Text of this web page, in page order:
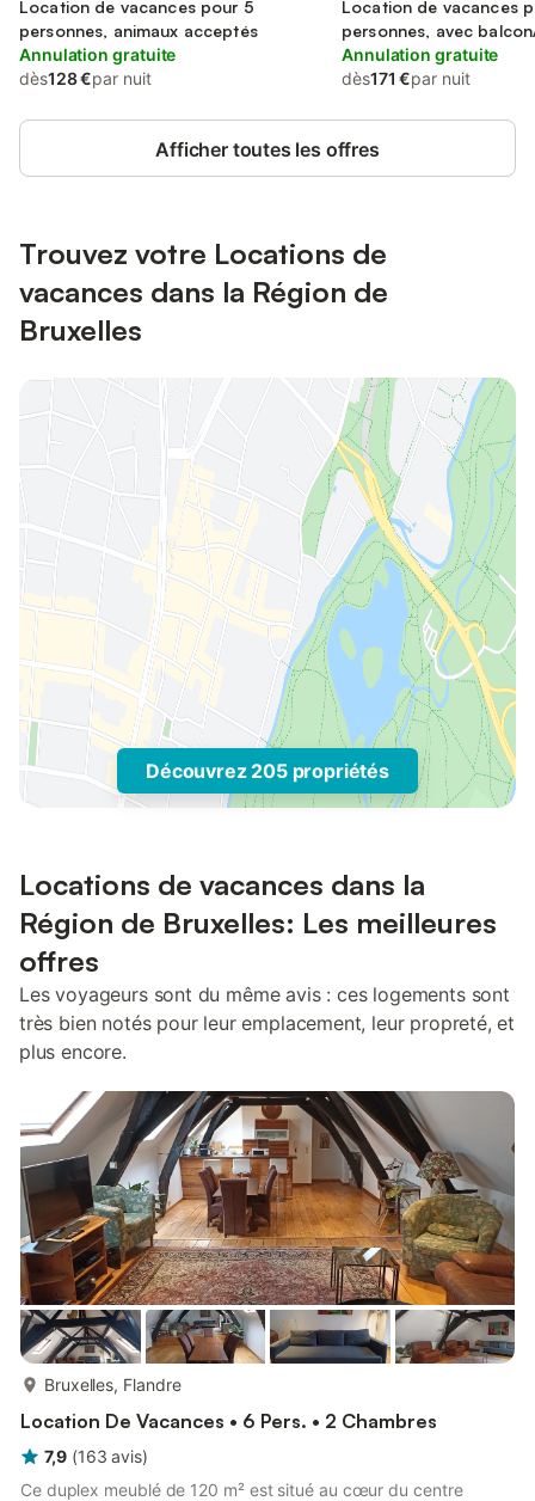
Location de vacances pour 5
personnes, animaux acceptés
Annulation gratuite
dès128 €par nuit
Location de vacances
personnes, avec
Annulation gratuite
dès171 €par nuit
Afficher toutes les offres
Trouvez votre Locations de
vacances dans la Région de
Bruxelles
Découvrez 205 propriétés
Locations de vacances dans la
Région de Bruxelles: Les meilleures
offres
Les voyageurs sont du même avis : ces logements sont
très bien notés pour leur emplacement, leur propreté, et
plus encore.
Bruxelles, Flandre
Location De Vacances • 6 Pers. • 2 Chambres
7,9 (163 avis)
Ce duplex meublé de 120 m² est situé au cœur du centre